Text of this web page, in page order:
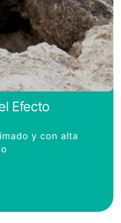
Efecto
y con alta